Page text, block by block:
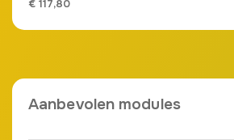
€117,80
Aanbevolen modules